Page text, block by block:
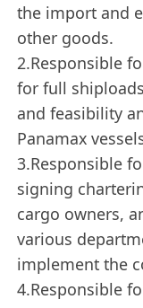
the import and
other goods.
2.Responsible
for full
and feasibility
Panamax
3.Responsible
signing
cargo owners,
various
implement the
4.Responsible